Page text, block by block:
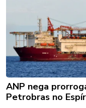
ANP nega
Petrobras no